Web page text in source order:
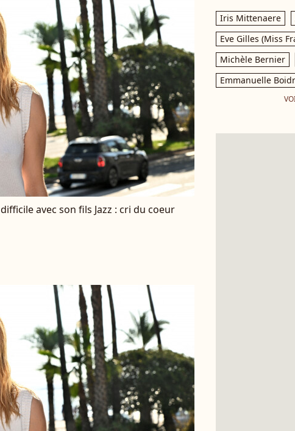
avec son fils Jazz : cri du coeur
Iris Mittenaere
Eve Gilles (Miss
Michèle Bernier
Emmanuelle